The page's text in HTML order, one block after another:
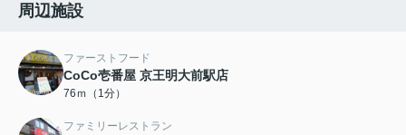
周辺施設
ファーストフード
CoCo壱番屋 京王明大前駅店
76ｍ（1分）
ファミリーレストラン